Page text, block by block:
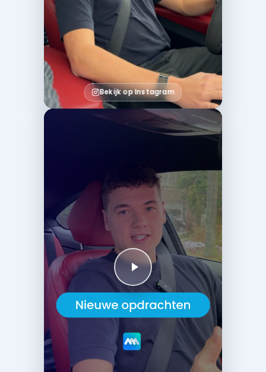
Bekijk op Instagram